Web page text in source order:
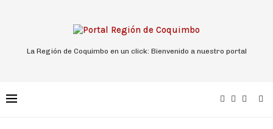
La Región de Coquimbo en un click: Bienvenido a nuestro portal